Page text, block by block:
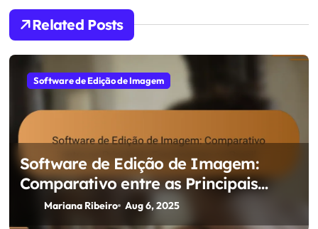
o
n
Related Posts
Software de Edição de Imagem
Software de Edição de Imagem:
Comparativo entre as Principais
Ferramentas no Brasil
Mariana Ribeiro Aug 6, 2025